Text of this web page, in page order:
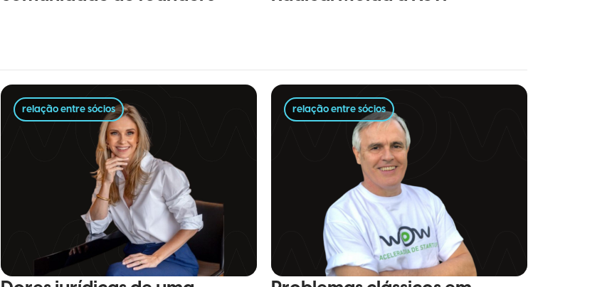
relação entre sócios relação entre sócios